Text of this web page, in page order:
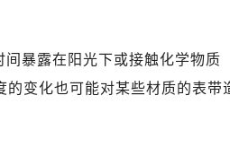
暴露在阳光下或接触化学物质
的变化也可能对某些材质的表带